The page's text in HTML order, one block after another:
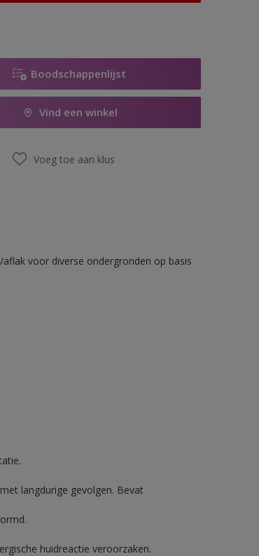
Boodschappenlijst
Vind een winkel
Voeg toe aan klus
voor diverse ondergronden op basis
langdurige gevolgen. Bevat
huidreactie veroorzaken.